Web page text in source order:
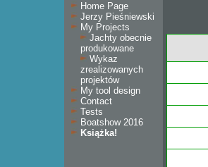
Home Page
Jerzy Pieśniewski
My Projects
Jachty obecnie
produkowane
Wykaz
zrealizowanych
projektów
My tool design
Contact
Tests
Boatshow 2016
Książka!